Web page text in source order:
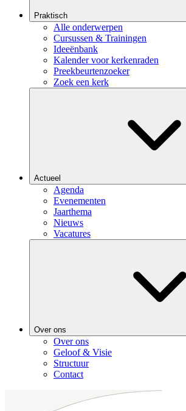
Praktisch
Alle onderwerpen
Cursussen & Trainingen
Ideeënbank
Kalender voor kerkenraden
Preekbeurtenzoeker
Zoek een kerk
Actueel
Agenda
Evenementen
Jaarthema
Nieuws
Vacatures
Over ons
Over ons
Geloof & Visie
Structuur
Contact